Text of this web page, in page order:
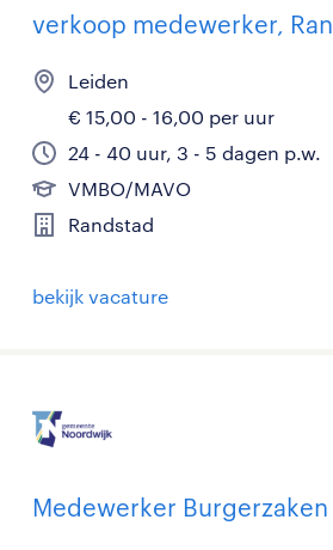
verkoop medewerker,
Leiden
€ 15,00 - 16,00 per uur
24 - 40 uur, 3 - 5 dagen p.w.
VMBO/MAVO
Randstad
bekijk vacature
Medewerker Burgerzaken